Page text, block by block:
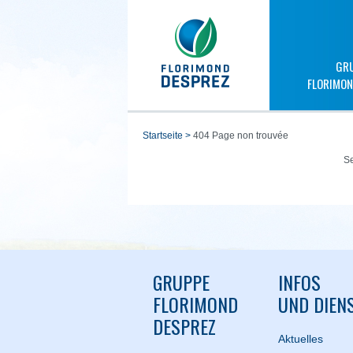
startseite > 404 Page non trouvée
GRUPPE
FLORIMOND
DESPREZ
INFOS
UND
Aktuelles